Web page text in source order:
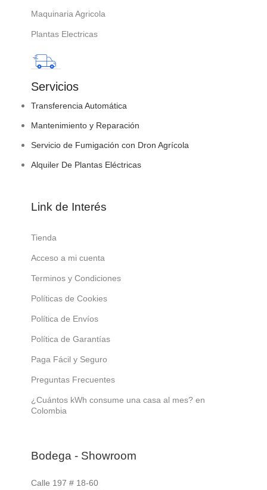
Maquinaria Agricola
Plantas Electricas
Servicios
Transferencia Automática
Mantenimiento y Reparación
Servicio de Fumigación con Dron Agrícola
Alquiler De Plantas Eléctricas
Link de Interés
Tienda
Acceso a mi cuenta
Terminos y Condiciones
Políticas de Cookies
Política de Envíos
Política de Garantías
Paga Fácil y Seguro
Preguntas Frecuentes
¿Cuántos kWh consume una casa al mes? en
Colombia
Bodega - Showroom
Calle 197 # 18-60